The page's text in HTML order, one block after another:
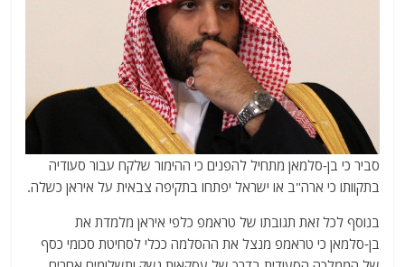
סביר כי בן-סלמאן מתחיל להפנים כי ההימור שלקח עבור סעודיה
בתקוותו כי ארה"ב או ישראל יפתחו בתקיפה צבאית על איראן כשלה.
בנוסף לכל זאת תגובתו של טראמפ כלפי איראן מלמדת את
בן-סלמאן כי טראמפ מנצל את ההסלמה ככלי לסחיטת סכומי כסף